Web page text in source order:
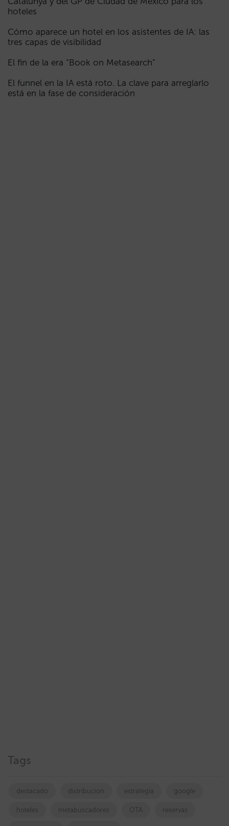
hoteles
Cómo aparece un hotel en los asistentes de IA: las
tres capas de visibilidad
El fin de la era “Book on Metasearch”
El funnel en la IA está roto. La clave para arreglarlo
está en la fase de consideración
Tags
destacado distribucion estrategia google
hoteles metabuscadores OTA reservas